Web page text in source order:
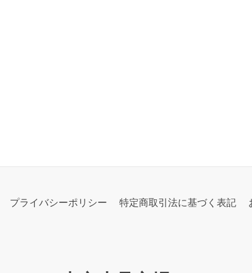
プライバシーポリシー 特定商取引法に基づく表記